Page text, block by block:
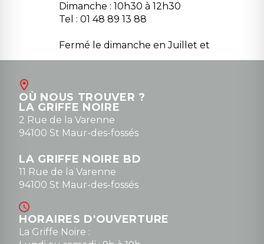
Dimanche : 10h30 à 12h30
Tel : 01 48 89 13 88
Fermé le dimanche en Juillet et
Août
contact@la-griffe-noire.com
0148836747
OÙ NOUS TROUVER ?
LA GRIFFE NOIRE
2 Rue de la Varenne
94100 St Maur-des-fossés
LA GRIFFE NOIRE BD
11 Rue de la Varenne
94100 St Maur-des-fossés
HORAIRES D'OUVERTURE
La Griffe Noire :